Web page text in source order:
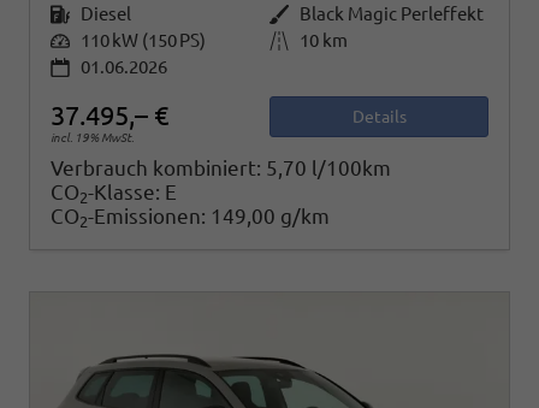
Kraftstoff Diesel Außenfarbe Black Magic Perleffekt
Leistung 110 kW (150 PS) Kilometerstand
10 km
01.06.2026
37.495,– €
incl. 19% MwSt.
Details
Verbrauch kombiniert: 5,70 l/100km
CO2-Klasse: E
CO2-Emissionen: 149,00 g/km